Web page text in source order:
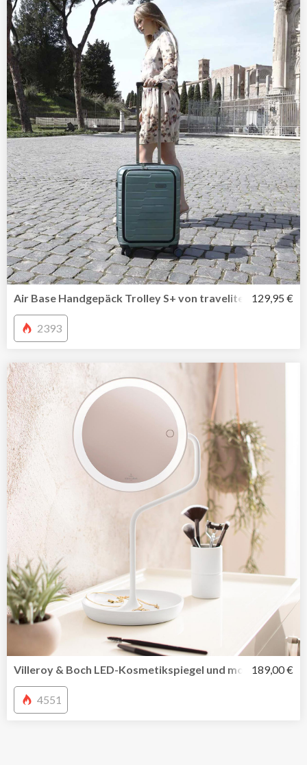
Air Base Handgepäck Trolley S+ von travelite mit129,95 €
2393
Villeroy & Boch LED-Kosmetikspiegel und mobile189,00 €
4551